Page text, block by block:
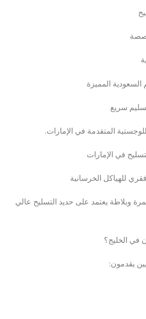
المميزة
سريع
المتقدمة في الإمارات.
في الإمارات
للهياكل الخرسانية
وبلاطة يعتمد على حديد التسليح عالي
في الخليج؟
يقدمون: